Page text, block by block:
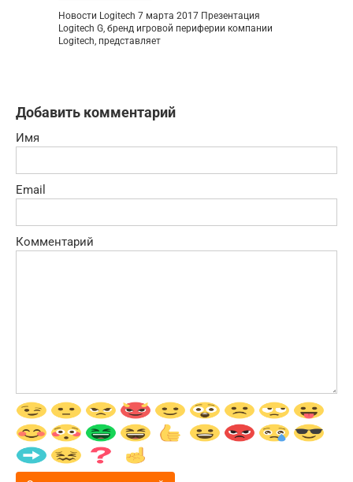
Новости Logitech 7 марта 2017 Презентация
Logitech G, бренд игровой периферии компании
Logitech, представляет
Добавить комментарий
Имя
Email
Комментарий